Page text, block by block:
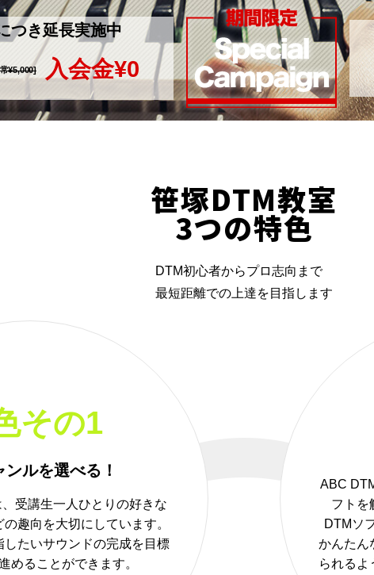
つき延長実施中
¥5,000] 入会金¥0
笹塚DTM教室
3つの特色
DTM初心者からプロ志向まで
最短距離での上達を目指します
その1
ルを選べる！
受講生一人ひとりの好きな
趣向を大切にしています。
したいサウンドの完成を目標
めることができます。
ABC
フトを
DTMソ
かんたん
られるよ